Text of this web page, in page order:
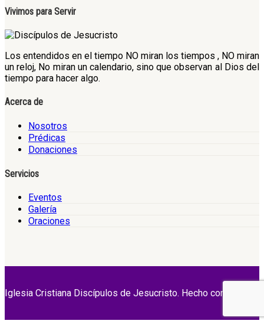
Vivimos para Servir
Los entendidos en el tiempo NO miran los tiempos , NO miran
un reloj, No miran un calendario, sino que observan al Dios del
tiempo para hacer algo.
Acerca de
Nosotros
Prédicas
Donaciones
Servicios
Eventos
Galería
Oraciones
Iglesia Cristiana Discípulos de Jesucristo. Hecho con Amor.